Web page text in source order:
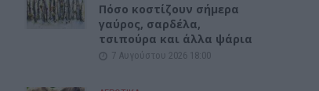
Πόσο κοστίζουν σήμερα
γαύρος, σαρδέλα,
τσιπούρα και άλλα ψάρια
7 Αυγούστου 2026 18:00